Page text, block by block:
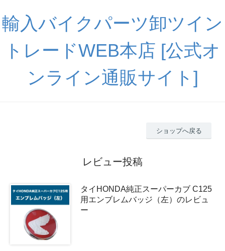
輸入バイクパーツ卸ツイン
トレードWEB本店 [公式オ
ンライン通販サイト]
ショップへ戻る
レビュー投稿
タイHONDA純正スーパーカブ C125
用エンブレムバッジ（左）のレビュ
ー